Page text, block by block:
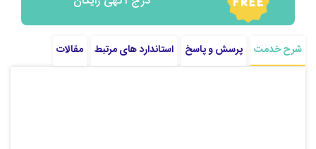
شرح خدمت پرسش و پاسخ استاندارد های مرتبط مقالات